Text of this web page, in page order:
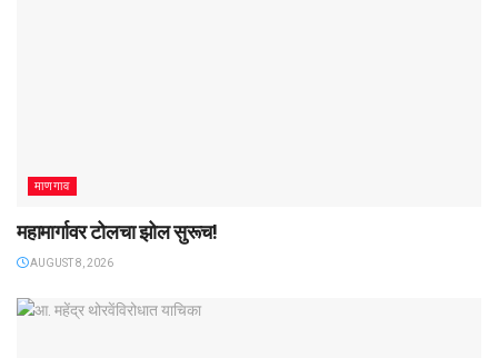
माणगाव
महामार्गावर टोलचा झोल सुरूच!
AUGUST 8, 2026